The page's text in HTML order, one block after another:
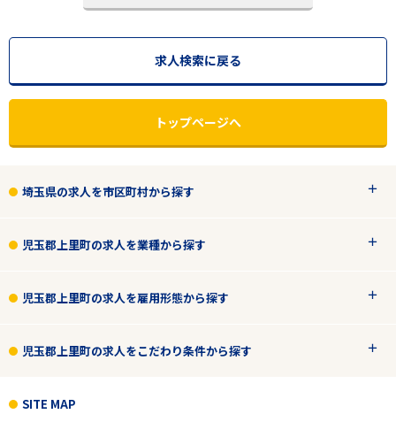
エリアで探す
求人検索に戻る
トップページへ
埼玉県の求人を市区町村から探す
児玉郡上里町の求人を業種から探す
児玉郡上里町の求人を雇用形態から探す
児玉郡上里町の求人をこだわり条件から探す
SITE MAP